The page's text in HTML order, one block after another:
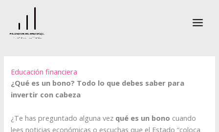
contenido
Educación financiera
¿Qué es un bono? Todo lo que debes saber para
invertir con cabeza
¿Te has preguntado alguna vez qué es un bono cuando
lees noticias económicas o escuchas que el Estado “coloca